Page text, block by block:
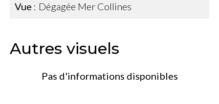
Vue Dégagée Mer Collines
Autres visuels
Pas d'informations disponibles